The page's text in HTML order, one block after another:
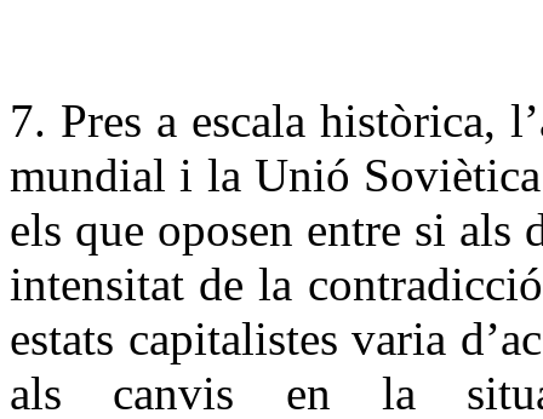
7. Pres a escala històrica,
mundial i la Unió
els que oposen entre si als
intensitat de la
estats capitalistes varia
als canvis en la